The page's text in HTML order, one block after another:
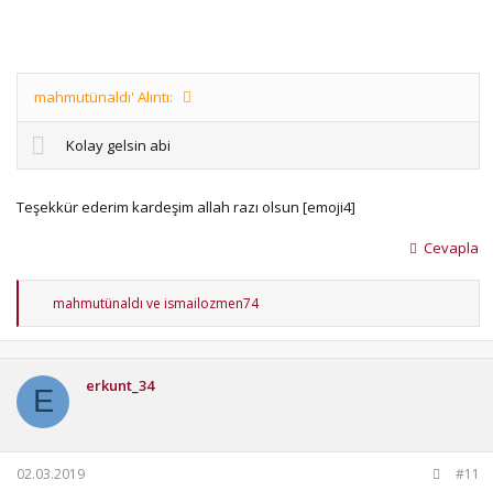
mahmutünaldı' Alıntı:
Kolay gelsin abi
Teşekkür ederim kardeşim allah razı olsun [emoji4]
Cevapla
T
p
l
e
r
mahmutünaldı ve ismailozmen74
E erkunt_34
02.03.2019 #11